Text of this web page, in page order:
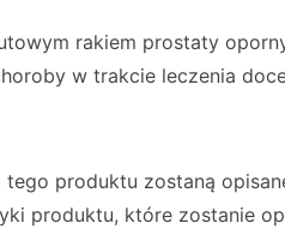
rakiem prostaty
w trakcie leczenia
tego produktu zostaną
produktu, które zostanie